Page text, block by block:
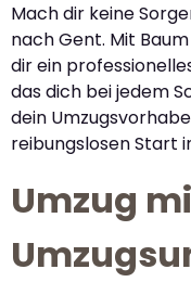
Mach dir keine
nach Gent. Mit
dir ein
das dich bei jedem
dein
reibungslosen Start
Umzug